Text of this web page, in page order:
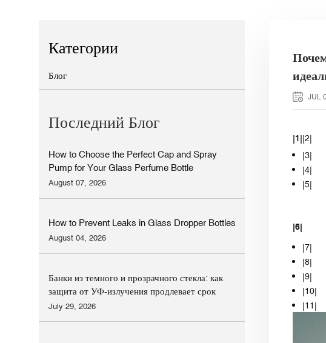
JUL
|1||2|
|3|
|4|
|5|
|6|
|7|
|8|
|9|
|10|
|11|
Категории
Блог
Последний Блог
How to Choose the Perfect Cap and Spray
Pump for Your Glass Perfume Bottle
August 07, 2026
How to Prevent Leaks in Glass Dropper Bottles
August 04, 2026
Банки из темного и прозрачного стекла: как
защита от УФ-излучения продлевает срок
хранения косметических средств.
July 29, 2026